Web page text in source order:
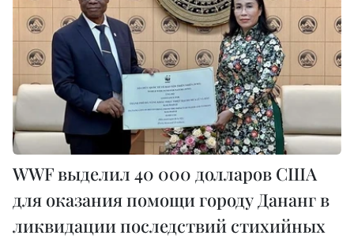
WWF выделил 40 000 долларов США
для оказания помощи городу Дананг в
ликвидации последствий стихийных